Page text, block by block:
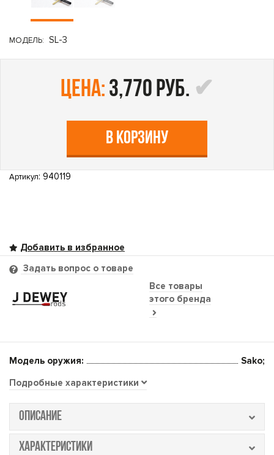
МОДЕЛЬ: SL-3
цена: 3,770 руб.
В КОРЗИНУ
Артикул: 940119
Все товары
этого бренда
Задать вопрос о товаре
Модель оружия:
Sako;
Подробные характеристики
ОПИСАНИЕ
ХАРАКТЕРИСТИКИ